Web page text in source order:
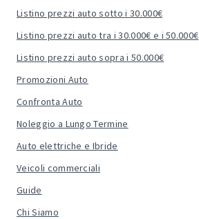
Listino prezzi auto sotto i 30.000€
Listino prezzi auto tra i 30.000€ e i 50.000€
Listino prezzi auto sopra i 50.000€
Promozioni Auto
Confronta Auto
Noleggio a Lungo Termine
Auto elettriche e Ibride
Veicoli commerciali
Guide
Chi Siamo